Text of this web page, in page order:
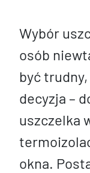
Wybór
osób
być
decyzja –
uszczelka
okna.